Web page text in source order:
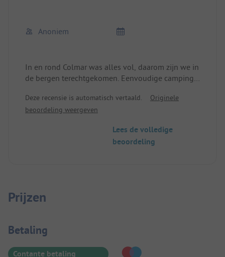
Anoniem
In en rond Colmar was alles vol, daarom zijn we in
de bergen terechtgekomen. Eenvoudige camping,
aardige medewerkers.
Sporadische busverbinding naar Colmar (heel
de vroege avond gaat de laatste bus terug) Met de
fiets niet ver, maar terug naar de camping
Deze recensie is automatisch vertaald.
Originele
beoordeling weergeven
Lees de volledige
beoordeling
Prijzen
Betaalinformatie
Betaling
Contante betaling